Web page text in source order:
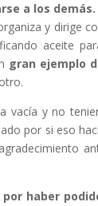
a los demás.
y dirige
aceite
gran ejemplo
vacía y no
por si eso
haber